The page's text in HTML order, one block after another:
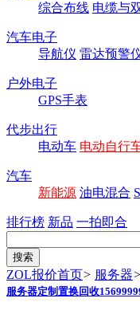
综合布线 电缆与
汽车电子
导航仪 雷达预警
户外电子
GPS手表
代步出行
电动车 电动自行
汽车
新能源 油电混合
排行榜 新品 一拍即合
ZOL报价首页> 服务器>
服务器定制置换回收